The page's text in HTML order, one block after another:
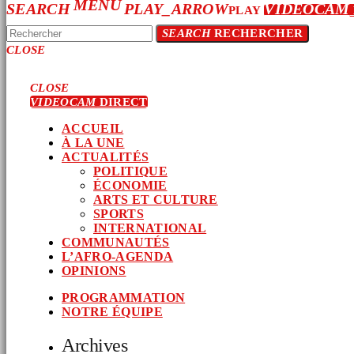
SEARCHMENUPLAY_ARROWPLAY VIDEOCAM
SEARCHRECHERCHER
CLOSE
CLOSE
VIDEOCAMDIRECT
ACCUEIL
À LA UNE
ACTUALITÉS
POLITIQUE
ÉCONOMIE
ARTS ET CULTURE
SPORTS
INTERNATIONAL
COMMUNAUTÉS
L’AFRO-AGENDA
OPINIONS
PROGRAMMATION
NOTRE ÉQUIPE
Archives